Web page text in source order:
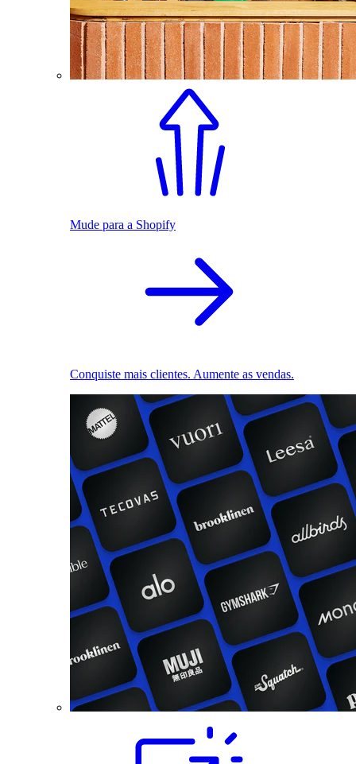
Mude para a Shopify
Conquiste mais clientes. Aumente as vendas.